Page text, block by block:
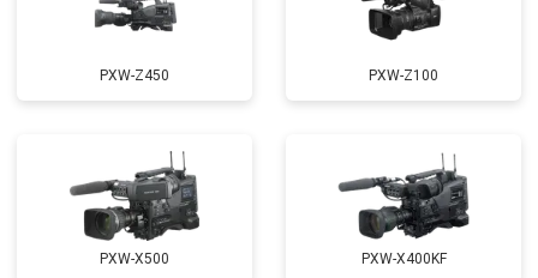
PXW-Z450 PXW-Z100
PXW-X500 PXW-X400KF